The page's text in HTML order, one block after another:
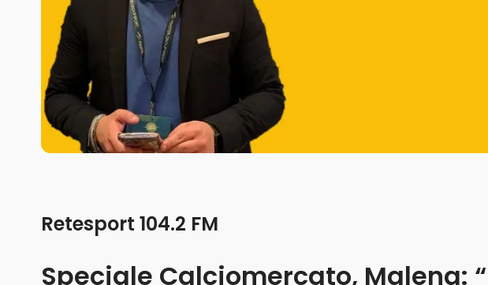
Speciale Calciomercato, Malena:
Retesport 104.2 FM